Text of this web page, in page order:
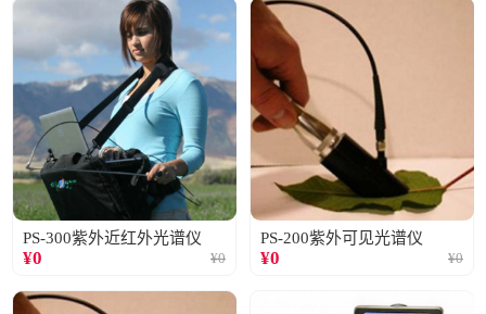
PS-300紫外近红外光谱仪
¥0 ¥0
PS-200紫外可见光谱仪
¥0 ¥0